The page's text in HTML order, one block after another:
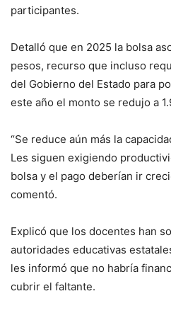
participantes.
Detalló que en 2025 la bolsa
pesos, recurso que incluso
del Gobierno del Estado para
este año el monto se redujo a
“Se reduce aún más la
Les siguen exigiendo
bolsa y el pago deberían ir
comentó.
Explicó que los docentes han
autoridades educativas
les informó que no habría
cubrir el faltante.